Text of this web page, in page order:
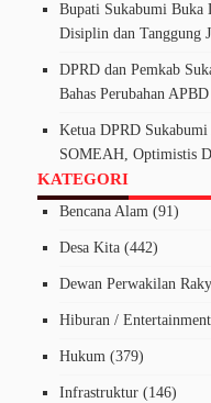
Bupati Sukabumi Buka
Disiplin dan Tanggung
DPRD dan Pemkab
Bahas Perubahan
Ketua DPRD
SOMEAH, Optimistis
KATEGORI
Bencana Alam (91)
Desa Kita (442)
Dewan Perwakilan
Hiburan / Entertainment
Hukum (379)
Infrastruktur (146)